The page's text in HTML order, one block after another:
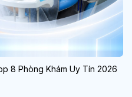
8 Phòng Khám Uy Tín 2026